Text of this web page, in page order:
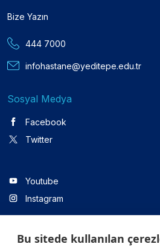
Bize Yazın
444 7000
infohastane@yeditepe.edu.tr
Sosyal Medya
Facebook
Twitter
Youtube
Instagram
Linkedin
Bu sitede kullanılan